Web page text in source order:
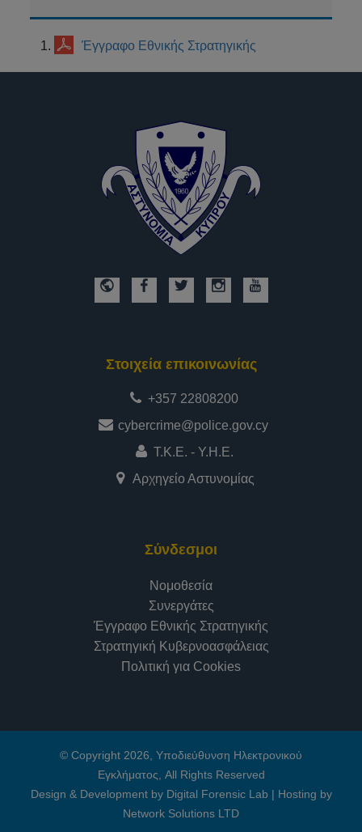
Έγγραφο Εθνικής Στρατηγικής
Στοιχεία επικοινωνίας
+357 22808200
cybercrime@police.gov.cy
Τ.Κ.Ε. - Υ.Η.Ε.
Αρχηγείο Αστυνομίας
Σύνδεσμοι
Νομοθεσία
Συνεργάτες
Έγγραφο Εθνικής Στρατηγικής
Στρατηγική Κυβερνοασφάλειας
Πολιτική για Cookies
© Copyright 2026, Υποδιεύθυνση Ηλεκτρονικού
Εγκλήματος, All Rights Reserved
Design & Development by Digital Forensic Lab | Hosting by
Network Solutions LTD